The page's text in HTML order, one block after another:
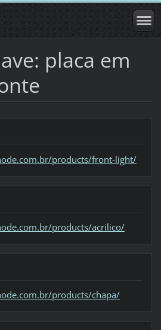
placa em
products/front-light/
products/acrilico/
products/chapa/